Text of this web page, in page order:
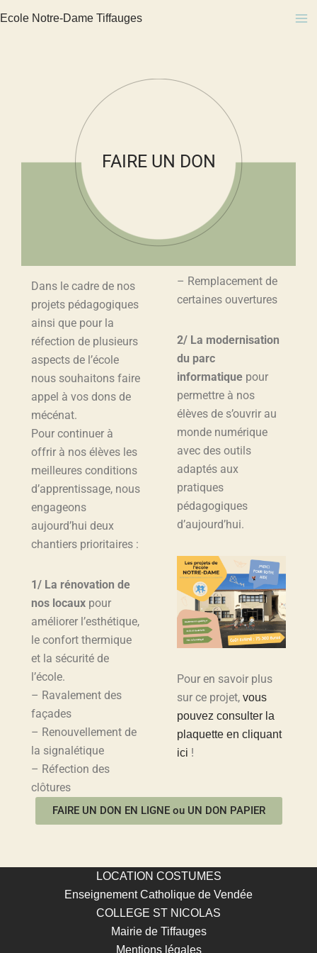
Ecole Notre-Dame Tiffauges
FAIRE UN DON
Dans le cadre de nos
projets pédagogiques
ainsi que pour la
réfection de plusieurs
aspects de l’école
nous souhaitons faire
appel à vos dons de
mécénat.
Pour continuer à
offrir à nos élèves les
meilleures conditions
d’apprentissage, nous
engageons
aujourd’hui deux
chantiers prioritaires :
1/ La rénovation de
nos locauxpour
améliorer l’esthétique,
le confort thermique
et la sécurité de
l’école.
– Ravalement des
façades
– Renouvellement de
la signalétique
– Réfection des
clôtures
– Remplacement de
certaines ouvertures
2/ La modernisation
du parc
informatiquepour
permettre à nos
élèves de s’ouvrir au
monde numérique
avec des outils
adaptés aux
pratiques
pédagogiques
d’aujourd’hui.
Pour en savoir plus
sur ce projet, vous
pouvez consulter la
plaquette en cliquant
ici !
FAIRE UN DON EN LIGNE ou UN DON PAPIER
LOCATION COSTUMES
Enseignement Catholique de Vendée
COLLEGE ST NICOLAS
Mairie de Tiffauges
Mentions légales